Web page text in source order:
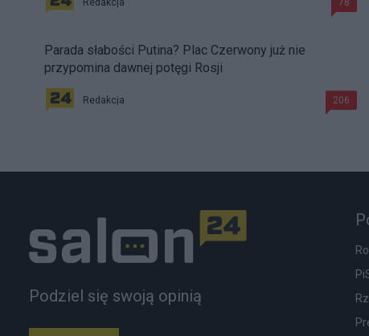
Redakcja 78
Parada słabości Putina? Plac Czerwony już nie
przypomina dawnej potęgi Rosji
Redakcja 206
Podziel się swoją opinią